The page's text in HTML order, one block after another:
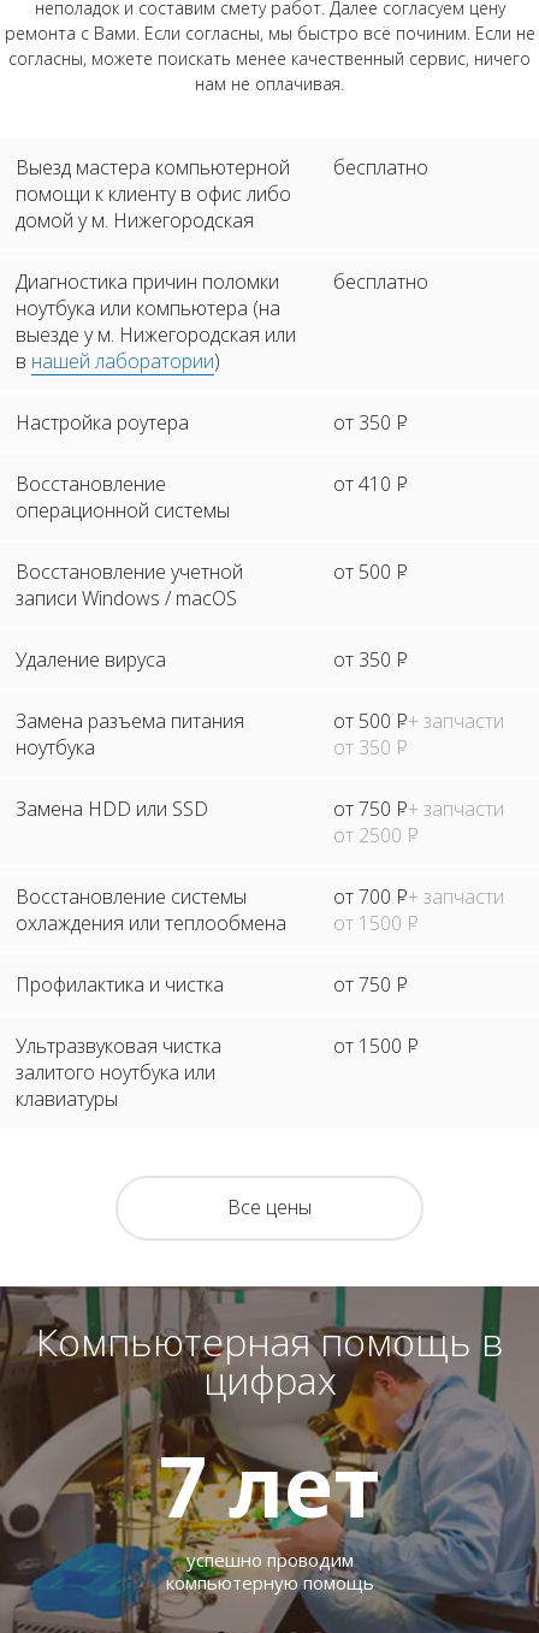
неполадок и составим смету работ. Далее согласуем цену
ремонта с Вами. Если согласны, мы быстро всё починим. Если не
согласны, можете поискать менее качественный сервис, ничего
нам не оплачивая.
Выезд мастера компьютерной
помощи к клиенту в офис либо
домой у м. Нижегородская
бесплатно
Диагностика причин поломки
ноутбука или компьютера (на
выезде у м. Нижегородская или
в нашей лаборатории)
бесплатно
Настройка роутера от 350 Р
Восстановление
операционной системы
от 410 Р
Восстановление учетной
записи Windows / macOS
от 500 Р
Удаление вируса от 350 Р
Замена разъема питания
ноутбука
от 500 Р+ запчасти
от 350 Р
Замена HDD или SSD от 750 Р+ запчасти
от 2500 Р
Восстановление системы
охлаждения или теплообмена
от 700 Р+ запчасти
от 1500 Р
Профилактика и чистка от 750 Р
Ультразвуковая чистка
залитого ноутбука или
клавиатуры
от 1500 Р
Все цены
Компьютерная помощь в
цифрах
7лет
успешно проводим
компьютерную помощь